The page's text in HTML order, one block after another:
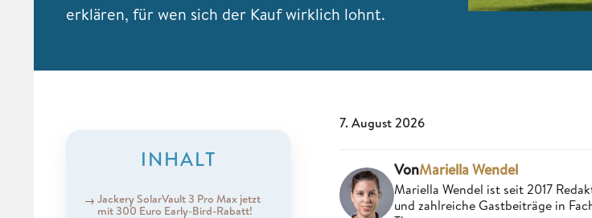
erklären, für wen sich der Kauf wirklich lohnt.
INHALT
Jackery SolarVault 3 Pro Max jetzt
mit 300 Euro Early-Bird-Rabatt!
7. August 2026
VonMariella Wendel
Mariella Wendel ist seit 2017
und zahlreiche Gastbeiträge in